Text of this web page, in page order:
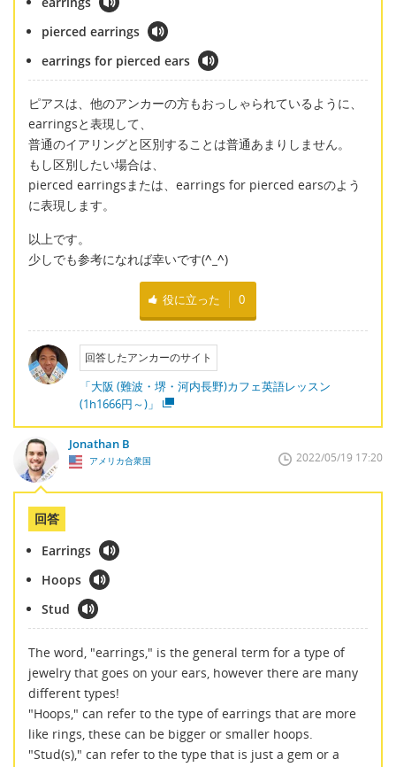
pierced earrings
earrings for pierced ears
ピアスは、他のアンカーの方もおっしゃられているように、
earringsと表現して、
普通のイアリングと区別することは普通あまりしません。
もし区別したい場合は、
pierced earringsまたは、earrings for pierced earsのよう
に表現します。
以上です。
少しでも参考になれば幸いです(^_^)
役に立った 0
回答したアンカーのサイト
「大阪 (難波・堺・河内長野)カフェ英語レッスン
(1h1666円～)」
Jonathan B
アメリカ合衆国 2022/05/19 17:20
回答
Earrings
Hoops
Stud
The word, "earrings," is the general term for a type of
jewelry that goes on your ears, however there are many
different types!
"Hoops," can refer to the type of earrings that are more
like rings, these can be bigger or smaller hoops.
"Stud(s)," can refer to the type that is just a gem or a